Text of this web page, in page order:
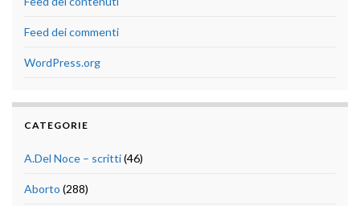
Feed dei commenti
WordPress.org
CATEGORIE
A.Del Noce – scritti(46)
Aborto (288)